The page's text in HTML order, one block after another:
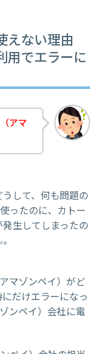
えない理由
用でエラーに
アマ
して、何も問題の
ったのに、カトー
生してしまったの
マゾンペイ）がど
だけエラーになっ
ンペイ）会社に電